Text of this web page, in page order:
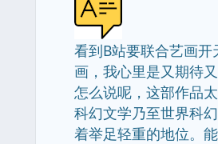
看到B站要联合艺画开
画，我心里是又期待
怎么说呢，这部作品
科幻文学乃至世界科
着举足轻重的地位。